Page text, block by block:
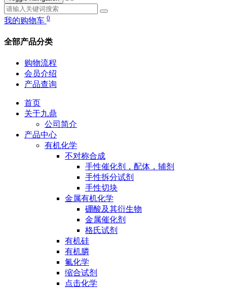
我的购物车 0
全部产品分类
购物流程
会员介绍
产品查询
首页
关于九鼎
公司简介
产品中心
有机化学
不对称合成
手性催化剂，配体，辅剂
手性拆分试剂
手性切块
金属有机化学
硼酸及其衍生物
金属催化剂
格氏试剂
有机硅
有机膦
氟化学
缩合试剂
点击化学